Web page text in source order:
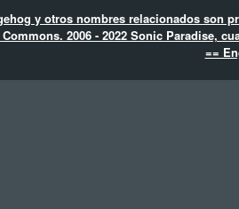
y otros nombres relacionados son
2006 - 2022 Sonic Paradise,
==